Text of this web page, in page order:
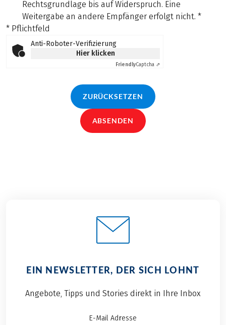
Rechtsgrundlage bis auf Widerspruch. Eine
Weitergabe an andere Empfänger erfolgt nicht. *
* Pflichtfeld
Anti-Roboter-Verifizierung
Hier klicken
FriendlyCaptcha ⇗
ZURÜCKSETZEN
ABSENDEN
EIN NEWSLETTER, DER SICH LOHNT
Angebote, Tipps und Stories direkt in Ihre Inbox
E-Mail Adresse